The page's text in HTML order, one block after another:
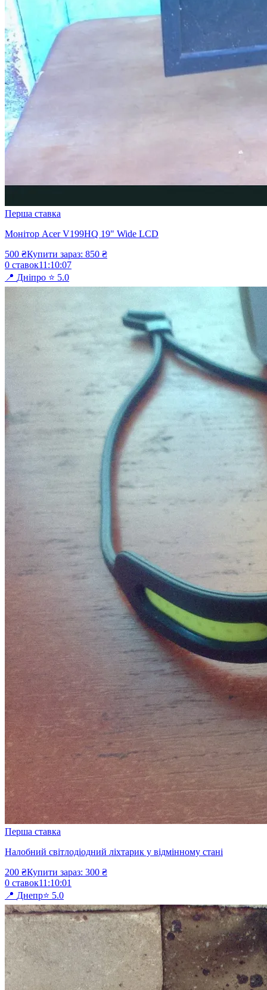
Перша ставка
Монітор Acer V199HQ 19" Wide LCD
500 ₴Купити зараз: 850 ₴
0 ставок11 :10:07
📍 Дніпро ⭐ 5.0
Перша ставка
Налобний світлодіодний ліхтарик у відмінному стані
200 ₴Купити зараз: 300 ₴
0 ставок11 :10:01
📍 Днепр⭐ 5.0